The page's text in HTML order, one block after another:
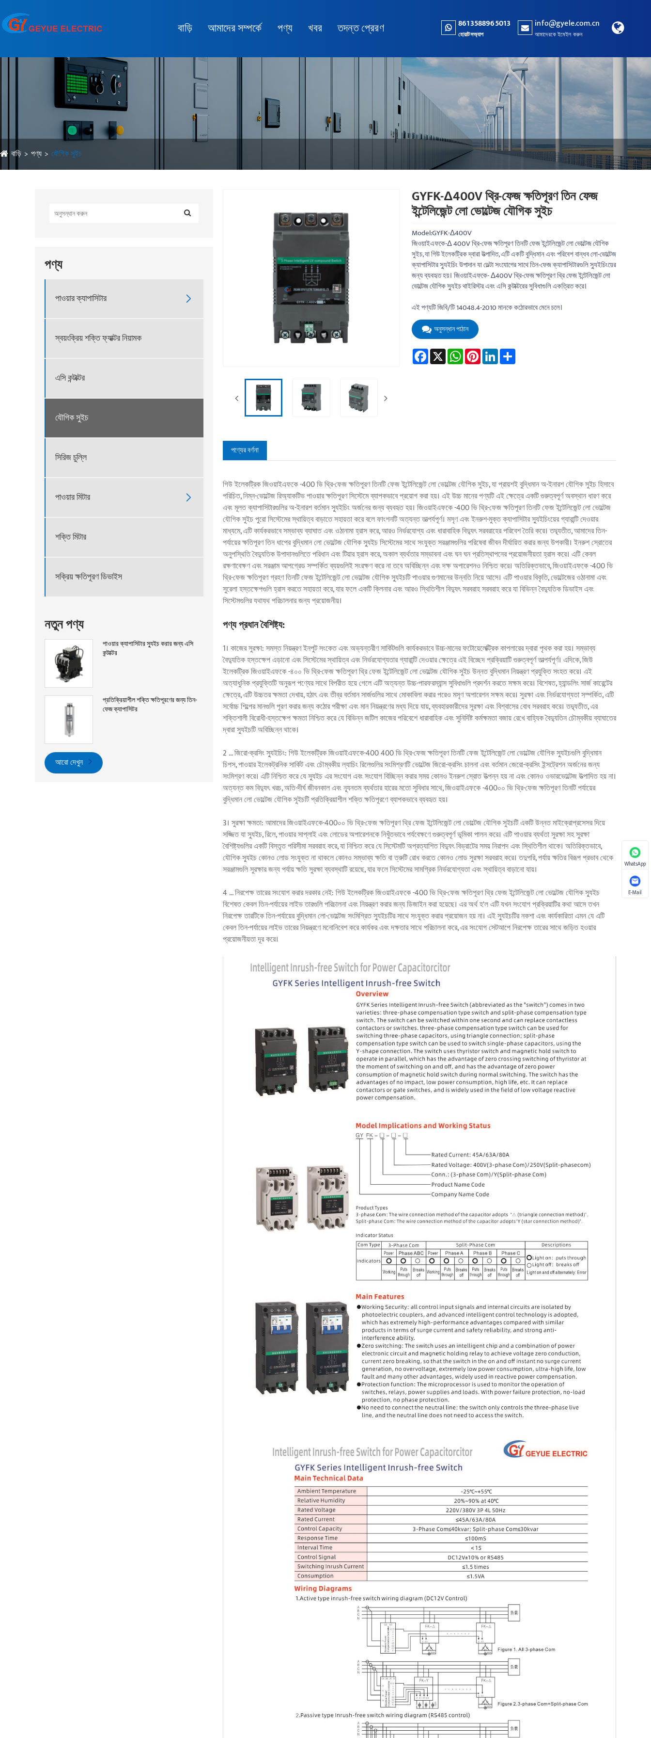
বাড়ি আমাদের সম্পর্কে পণ্য খবর তদন্ত প্রেরণ 8613588965013
হোয়াটসঅ্যাপ
info@gyele.com.cn
আমাদেরকে ইমেইল করুন
বাড়ি পণ্য যৌগিক সুইচ
পণ্য
পাওয়ার ক্যাপাসিটার 
স্বয়ংক্রিয় শক্তি ফ্যাক্টর নিয়ামক
এসি কন্টাক্টর
যৌগিক সুইচ
সিরিজ চুল্লি
পাওয়ার মিটার 
শক্তি মিটার
সক্রিয় ক্ষতিপূরণ ডিভাইস
নতুন পণ্য
পাওয়ার ক্যাপাসিটার স্যুইচ করার জন্য এসি
কন্টাক্টর
প্রতিক্রিয়াশীল শক্তি ক্ষতিপূরণের জন্য তিন-
ফেজ ক্যাপাসিটর
আরো দেখুন
GYFK-Δ400V থ্রি-ফেজ ক্ষতিপূরণ তিন ফেজ
ইন্টেলিজেন্ট লো ভোল্টেজ যৌগিক সুইচ
Model:GYFK-Δ400V
জিওয়াইএফকে-Δ 400V থ্রি-ফেজ ক্ষতিপূরণ তিনটি ফেজ ইন্টেলিজেন্ট লো ভোল্টেজ যৌগিক
সুইচ, যা গিউ ইলেকট্রিক দ্বারা উত্পাদিত, এটি একটি বুদ্ধিমান এবং পরিবেশ বান্ধব লো-ভোল্টেজ
ক্যাপাসিটার স্যুইচিং উপাদান যা ডেল্টা সংযোগের সাথে তিন-ফেজ ক্যাপাসিটারগুলি স্যুইচিংয়ের
জন্য ব্যবহৃত হয়। জিওয়াইএফকে- Δ400V থ্রি-ফেজ ক্ষতিপূরণ থ্রি ফেজ ইন্টেলিজেন্ট লো
ভোল্টেজ যৌগিক স্যুইচ থাইরিস্টর এবং এসি কন্টাক্টরের সুবিধাগুলি একত্রিত করে।
এই পণ্যটি জিবি/টি 14048.4-2010 মানকে কঠোরভাবে মেনে চলে।
অনুসন্ধান পাঠান
Facebook
X WhatsAppPinterestLinkedInShare
পণ্যের বর্ণনা
গিউ ইলেকট্রিক জিওয়াইএফকে -400 ভি থ্রি-ফেজ ক্ষতিপূরণ তিনটি ফেজ ইন্টেলিজেন্ট লো ভোল্টেজ যৌগিক সুইচ, যা প্রায়শই বুদ্ধিমান অ-ইনারশ যৌগিক সুইচ হিসাবে
পরিচিত, নিম্ন-ভোল্টেজ রিঅ্যাকটিভ পাওয়ার ক্ষতিপূরণ সিস্টেমে ব্যাপকভাবে প্রয়োগ করা হয়। এই উচ্চ মানের পণ্যটি এই ক্ষেত্রে একটি গুরুত্বপূর্ণ অবস্থান ধারণ করে
এবং মূলত ক্যাপাসিটারগুলির অ-ইনারশ বর্তমান স্যুইচিং অর্জনের জন্য ব্যবহৃত হয়। জিওয়াইএফকে -400 ভি থ্রি-ফেজ ক্ষতিপূরণ তিনটি ফেজ ইন্টেলিজেন্ট লো ভোল্টেজ
যৌগিক সুইচ পুরো সিস্টেমের স্থায়িত্ব বাড়াতে সহায়তা করে বলে ফাংশনটি অত্যন্ত তাত্পর্যপূর্ণ। মসৃণ এবং ইনরুশ-মুক্ত ক্যাপাসিটার স্যুইচিংয়ের গ্যারান্টি দেওয়ার
মাধ্যমে, এটি কার্যকরভাবে সম্ভাব্য ব্যাঘাত এবং ওঠানামা হ্রাস করে, আরও নির্ভরযোগ্য এবং ধারাবাহিক বিদ্যুৎ সরবরাহের পরিবেশ তৈরি করে। তদ্ব্যতীত, আমাদের তিন-
পর্যায়ের ক্ষতিপূরণ তিন ধাপের বুদ্ধিমান লো ভোল্টেজ যৌগিক স্যুইচ সিস্টেমের সাথে সংযুক্ত সরঞ্জামগুলির পরিষেবা জীবন দীর্ঘায়িত করার জন্য উপকারী। ইনরুশ স্রোতের
অনুপস্থিতি বৈদ্যুতিক উপাদানগুলিতে পরিধান এবং টিয়ার হ্রাস করে, অকাল ব্যর্থতার সম্ভাবনা এবং ঘন ঘন প্রতিস্থাপনের প্রয়োজনীয়তা হ্রাস করে। এটি কেবল
রক্ষণাবেক্ষণ এবং সরঞ্জাম আপগ্রেড সম্পর্কিত ব্যয়গুলিই সংরক্ষণ করে না তবে অবিচ্ছিন্ন এবং দক্ষ অপারেশনও নিশ্চিত করে। অতিরিক্তভাবে, জিওয়াইএফকে -400 ভি
থ্রি-ফেজ ক্ষতিপূরণ গ্রহণ তিনটি ফেজ ইন্টেলিজেন্ট লো ভোল্টেজ যৌগিক স্যুইচটি পাওয়ার গুণমানের উন্নতি নিয়ে আসে। এটি পাওয়ার বিকৃতি, ভোল্টেজের ওঠানামা এবং
সুরেলা হস্তক্ষেপগুলি হ্রাস করতে সহায়তা করে, যার ফলে একটি ক্লিনার এবং আরও স্থিতিশীল বিদ্যুৎ সরবরাহ সরবরাহ করে যা বিভিন্ন বৈদ্যুতিক ডিভাইস এবং
সিস্টেমগুলির যথাযথ পরিচালনার জন্য প্রয়োজনীয়।
পণ্য প্রধান বৈশিষ্ট্য:
1। কাজের সুরক্ষা: সমস্ত নিয়ন্ত্রণ ইনপুট সংকেত এবং অভ্যন্তরীণ সার্কিটগুলি কার্যকরভাবে উচ্চ-মানের ফটোয়েলেক্ট্রিক কাপলারের দ্বারা পৃথক করা হয়। সম্ভাব্য
বৈদ্যুতিক হস্তক্ষেপ এড়ানো এবং সিস্টেমের স্থায়িত্ব এবং নির্ভরযোগ্যতার গ্যারান্টি দেওয়ার ক্ষেত্রে এই বিচ্ছেদ প্রক্রিয়াটি গুরুত্বপূর্ণ তাত্পর্যপূর্ণ। এদিকে, জিউ
ইলেকট্রিক জিওয়াইএফকে -৪০০ ভি থ্রি-ফেজ ক্ষতিপূরণ থ্রি ফেজ ইন্টেলিজেন্ট লো ভোল্টেজ যৌগিক সুইচ উন্নত বুদ্ধিমান নিয়ন্ত্রণ প্রযুক্তি সংহত করে। এই
অত্যাধুনিক প্রযুক্তিটি অনুরূপ পণ্যের সাথে বিপরীত হয়ে গেলে এটি অত্যন্ত উচ্চ-পারফরম্যান্স সুবিধাগুলি প্রদর্শন করতে সক্ষম করে। বিশেষত, হ্যান্ডলিং সার্জ কারেন্টের
ক্ষেত্রে, এটি উচ্চতর ক্ষমতা দেখায়, হঠাৎ এবং তীব্র বর্তমান সার্জগুলির সাথে মোকাবিলা করার পরেও মসৃণ অপারেশন সক্ষম করে। সুরক্ষা এবং নির্ভরযোগ্যতা সম্পর্কিত, এটি
সর্বোচ্চ শিল্পের মানগুলি পূরণ করার জন্য কঠোর পরীক্ষা এবং মান নিয়ন্ত্রণের মধ্য দিয়ে যায়, ব্যবহারকারীদের সুরক্ষা এবং বিশ্বাসের বোধ সরবরাহ করে। তদ্ব্যতীত, এর
শক্তিশালী বিরোধী-হস্তক্ষেপ ক্ষমতা নিশ্চিত করে যে বিভিন্ন জটিল কাজের পরিবেশে ধারাবাহিক এবং সুনির্দিষ্ট কর্মক্ষমতা বজায় রেখে বাহ্যিক বৈদ্যুতিন চৌম্বকীয় ব্যাঘাতের
দ্বারা স্যুইচটি অবিচ্ছিন্ন থাকে।
2 ... জিরো-ক্রসিং স্যুইচিং: গিউ ইলেকট্রিক জিওয়াইএফকে-400 400 ভি থ্রি-ফেজ ক্ষতিপূরণ তিনটি ফেজ ইন্টেলিজেন্ট লো ভোল্টেজ যৌগিক স্যুইচগুলি বুদ্ধিমান
চিপস, পাওয়ার ইলেকট্রনিক সার্কিট এবং চৌম্বকীয় ল্যাচিং রিলেগুলির সংমিশ্রণটি ভোল্টেজ জিরো-ক্রসিং চালনা এবং বর্তমান জেরো-ক্রসিং ইন্সট্রেশন অর্জনের জন্য
সংমিশ্রণ করে। এটি নিশ্চিত করে যে স্যুইচ এর সংযোগ এবং সংযোগ বিচ্ছিন্ন করার সময় কোনও ইনরুশ স্রোত উত্পন্ন হয় না এবং কোনও ওভারভোল্টেজ উত্পাদিত হয় না।
অত্যন্ত কম বিদ্যুৎ খরচ, অতি-দীর্ঘ জীবনকাল এবং ন্যূনতম ব্যর্থতার হারের মতো সুবিধার সাথে, জিওয়াইএফকে -400০০ ভি থ্রি-ফেজ ক্ষতিপূরণ তিনটি পর্যায়ের
বুদ্ধিমান লো ভোল্টেজ যৌগিক সুইচটি প্রতিক্রিয়াশীল শক্তি ক্ষতিপূরণে ব্যাপকভাবে ব্যবহৃত হয়।
3। সুরক্ষা ক্ষমতা: আমাদের জিওয়াইএফকে-400০০ ভি থ্রি-ফেজ ক্ষতিপূরণ থ্রি ফেজ ইন্টেলিজেন্ট লো ভোল্টেজ যৌগিক সুইচটি একটি উন্নত মাইক্রোপ্রসেসর দিয়ে
সজ্জিত যা স্যুইচ, রিলে, পাওয়ার সাপ্লাই এবং লোডের অপারেশনকে নিখুঁতভাবে পর্যবেক্ষণে গুরুত্বপূর্ণ ভূমিকা পালন করে। এটি পাওয়ার ব্যর্থতা সুরক্ষা সহ সুরক্ষা
বৈশিষ্ট্যগুলির একটি বিস্তৃত পরিসীমা সরবরাহ করে, যা নিশ্চিত করে যে সিস্টেমটি অপ্রত্যাশিত বিদ্যুৎ বিভ্রাটের সময় নিরাপদ এবং স্থিতিশীল থাকে। অতিরিক্তভাবে,
যৌগিক স্যুইচ কোনও লোড সংযুক্ত না থাকলে কোনও সম্ভাব্য ক্ষতি বা ত্রুটি রোধ করতে কোনও লোড সুরক্ষা সরবরাহ করে। তদুপরি, পর্যায় ক্ষতির বিরূপ প্রভাব থেকে
সরঞ্জামগুলি সুরক্ষার জন্য পর্যায় ক্ষতি সুরক্ষা ব্যবস্থাটি রয়েছে, যার ফলে সিস্টেমের সামগ্রিক নির্ভরযোগ্যতা এবং স্থায়িত্ব বাড়ানো যায়।
4 ... নিরপেক্ষ তারের সংযোগ করার দরকার নেই: গিউ ইলেকট্রিক জিওয়াইএফকে -400 ভি থ্রি-ফেজ ক্ষতিপূরণ থ্রি ফেজ ইন্টেলিজেন্ট লো ভোল্টেজ যৌগিক স্যুইচ
বিশেষত কেবল তিন-পর্যায়ের লাইভ তারগুলি পরিচালনা এবং নিয়ন্ত্রণ করার জন্য ডিজাইন করা হয়েছে। এর অর্থ হ'ল এটি যখন সংযোগ প্রক্রিয়াটির কথা আসে তখন
নিরপেক্ষ তারটিকে তিন-পর্যায়ের বুদ্ধিমান লো-ভোল্টেজ সংমিশ্রিত স্যুইচটির সাথে সংযুক্ত করার প্রয়োজন হয় না। এই স্যুইচটির নকশা এবং কার্যকারিতা এমন যে এটি
কেবল তিন-পর্যায়ের লাইভ তারের নিয়ন্ত্রণে মনোনিবেশ করে কার্যকর এবং দক্ষতার সাথে পরিচালনা করে, এর সংযোগ সেটআপে নিরপেক্ষ তারের সাথে জড়িত হওয়ার
প্রয়োজনীয়তা দূর করে।
WhatsApp
E-Mail